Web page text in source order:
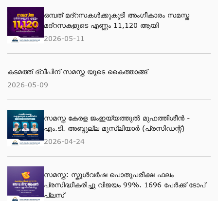
ഒമ്പത് മദ്റസകള്‍ക്കുകൂടി അംഗീകാരം സമസ്ത
മദ്റസകളുടെ എണ്ണം 11,120 ആയി
2026-05-11
കടമത്ത് ദ്വീപിന് സമസ്ത യുടെ കൈത്താങ്ങ്
2026-05-09
സമസ്ത കേരള ജംഇയ്യത്തുല്‍ മുഫത്തിശീന്‍ -
എം.ടി. അബ്ദുല്ല മുസ്‌ലിയാര്‍ (പ്രസിഡന്റ്)
2026-04-24
സമസ്ത: സ്കൂള്‍വര്‍ഷ പൊതുപരീക്ഷ ഫലം
പ്രസിദ്ധീകരിച്ചു വിജയം 99%. 1696 പേര്‍ക്ക് ടോപ്
പ്ലസ്